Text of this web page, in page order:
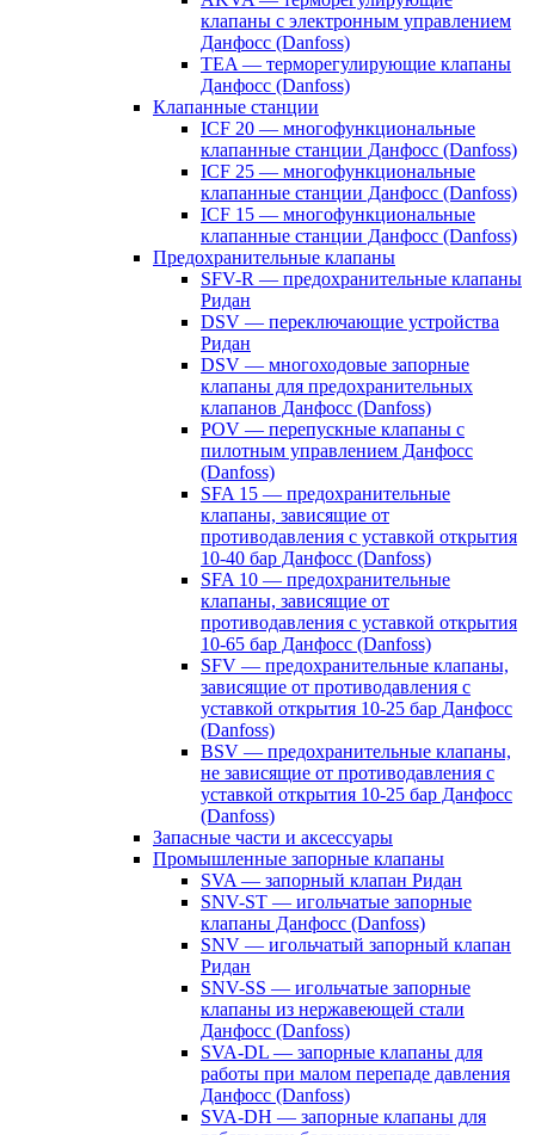
клапаны с электронным управлением
Данфосс (Danfoss)
TEA — терморегулирующие клапаны
Данфосс (Danfoss)
Клапанные станции
ICF 20 — многофункциональные
клапанные станции Данфосс (Danfoss)
ICF 25 — многофункциональные
клапанные станции Данфосс (Danfoss)
ICF 15 — многофункциональные
клапанные станции Данфосс (Danfoss)
Предохранительные клапаны
SFV-R — предохранительные клапаны
Ридан
DSV — переключающие устройства
Ридан
DSV — многоходовые запорные
клапаны для предохранительных
клапанов Данфосс (Danfoss)
POV — перепускные клапаны с
пилотным управлением Данфосс
(Danfoss)
SFA 15 — предохранительные
клапаны, зависящие от
противодавления с уставкой открытия
10-40 бар Данфосс (Danfoss)
SFA 10 — предохранительные
клапаны, зависящие от
противодавления с уставкой открытия
10-65 бар Данфосс (Danfoss)
SFV — предохранительные клапаны,
зависящие от противодавления с
уставкой открытия 10-25 бар Данфосс
(Danfoss)
BSV — предохранительные клапаны,
не зависящие от противодавления с
уставкой открытия 10-25 бар Данфосс
(Danfoss)
Запасные части и аксессуары
Промышленные запорные клапаны
SVA — запорный клапан Ридан
SNV-ST — игольчатые запорные
клапаны Данфосс (Danfoss)
SNV — игольчатый запорный клапан
Ридан
SNV-SS — игольчатые запорные
клапаны из нержавеющей стали
Данфосс (Danfoss)
SVA-DL — запорные клапаны для
работы при малом перепаде давления
Данфосс (Danfoss)
SVA-DH — запорные клапаны для